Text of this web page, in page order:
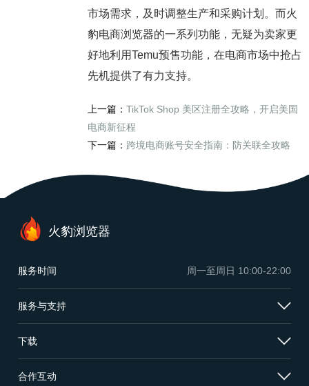
市场需求，及时调整生产和采购计划。而火
豹电商浏览器的一系列功能，无疑为卖家更
好地利用Temu预售功能，在电商市场中抢占
先机提供了有力支持。
上一篇： TikTok Shop 美区注册全攻略，开启美国
电商新征程
下一篇： 跨境电商账号安全指南：防关联全攻略
服务时间 周一至周日 10:00-22:00
火豹浏览器
服务与支持
下载
合作互动